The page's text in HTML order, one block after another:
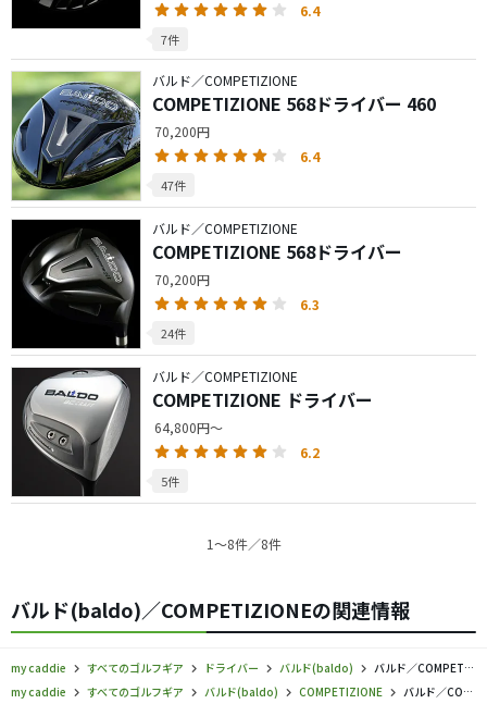
6.4
7件
バルド／COMPETIZIONE
COMPETIZIONE 568ドライバー 460
70,200円
6.4
47件
バルド／COMPETIZIONE
COMPETIZIONE 568ドライバー
70,200円
6.3
24件
バルド／COMPETIZIONE
COMPETIZIONE ドライバー
64,800円～
6.2
5件
1〜8件／8件
バルド(baldo)／COMPETIZIONEの関連情報
my caddie すべてのゴルフギア ドライバー バルド(baldo)
バルド／COMPETIZIONE／ドライバーの口コミ評価
my caddie
すべてのゴルフギア バルド(baldo) COMPETIZIONE バルド／COMPETIZIONE／ドライバーの口コミ評価